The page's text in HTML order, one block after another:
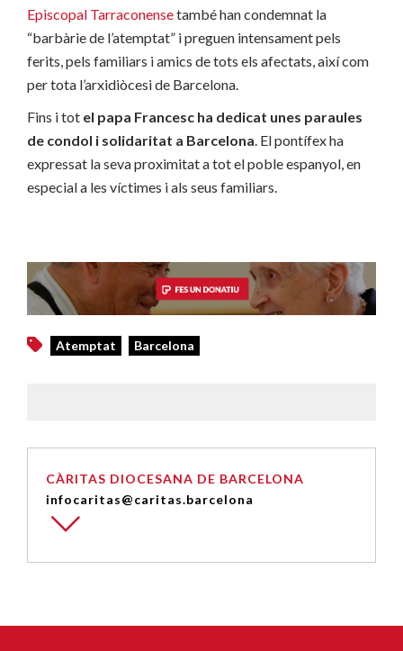
Episcopal Tarraconensetambé han condemnat la
“barbàrie de l’atemptat” i preguen intensament pels
ferits, pels familiars i amics de tots els afectats, així com
per tota l’arxidiòcesi de Barcelona.
Fins i tot el papa Francesc ha dedicat unes paraules
de condol i solidaritat a Barcelona . El pontífex ha
expressat la seva proximitat a tot el poble espanyol, en
especial a les víctimes i als seus familiars.
Atemptat Barcelona
CÀRITAS DIOCESANA DE BARCELONA
infocaritas@caritas.barcelona